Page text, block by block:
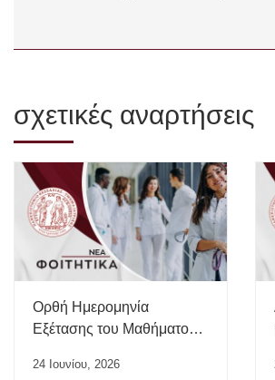
σχετικές αναρτήσεις
Ορθή Ημερομηνία
Εξέτασης του Μαθήματος
24 Ιουνίου, 2026